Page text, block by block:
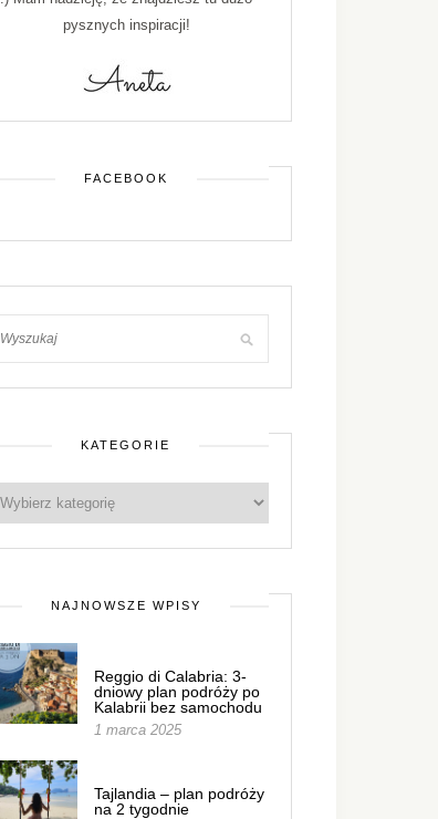
pysznych inspiracji!
FACEBOOK
KATEGORIE
NAJNOWSZE WPISY
Reggio di Calabria: 3-
dniowy plan podróży po
Kalabrii bez samochodu
1 marca 2025
Tajlandia – plan podróży
na 2 tygodnie